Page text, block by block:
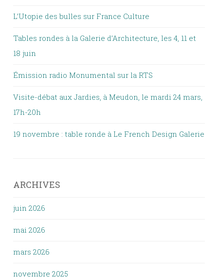
L’Utopie des bulles sur France Culture
Tables rondes à la Galerie d’Architecture, les 4, 11 et
18 juin
Émission radio Monumental sur la RTS
Visite-débat aux Jardies, à Meudon, le mardi 24 mars,
17h-20h
19 novembre : table ronde à Le French Design Galerie
ARCHIVES
juin 2026
mai 2026
mars 2026
novembre 2025